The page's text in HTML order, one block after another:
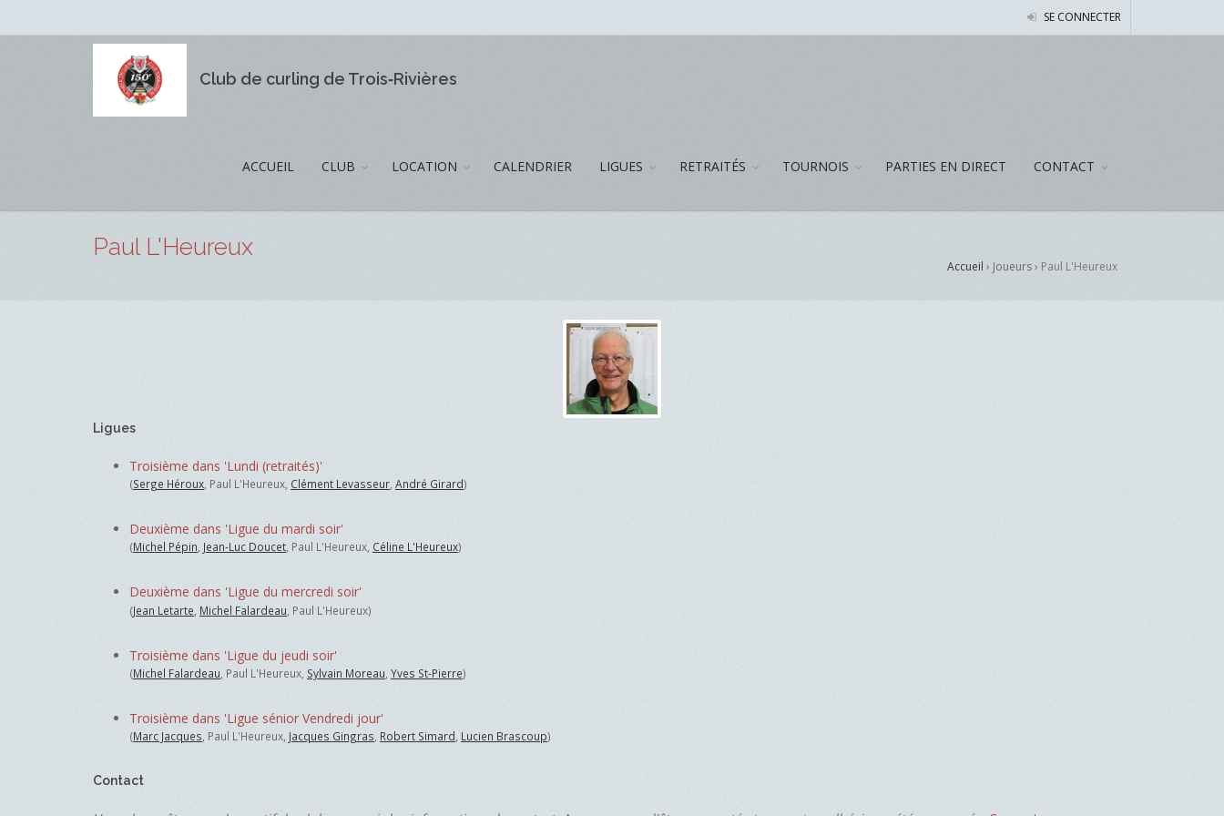
SE CONNECTER
Club de curling de Trois‑Rivières
ACCUEIL CLUB LOCATION CALENDRIER LIGUES RETRAITÉS TOURNOIS PARTIES EN DIRECT CONTACT
Paul L'Heureux
Accueil › Joueurs › Paul L'Heureux
Ligues
Troisième dans 'Lundi (retraités)'
(Serge Héroux , Paul L'Heureux, Clément Levasseur André Girard)
Deuxième dans 'Ligue du mardi soir'
(Michel Pépin, Jean-Luc Doucet, Paul L'Heureux, Céline L'Heureux)
Deuxième dans 'Ligue du mercredi soir'
(Jean Letarte Michel Falardeau , Paul L'Heureux)
Troisième dans 'Ligue du jeudi soir'
(Michel Falardeau , Paul L'Heureux, Sylvain Moreau Yves St-Pierre)
Troisième dans 'Ligue sénior Vendredi jour'
(Marc Jacques , Paul L'Heureux, Jacques Gingras Robert Simard Lucien Brascoup)
Contact